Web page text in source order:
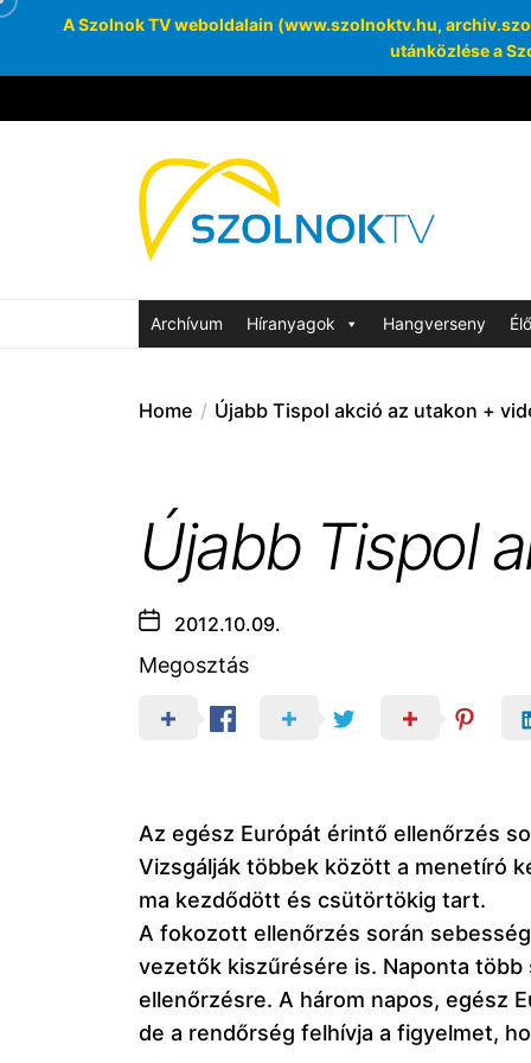
A Szolnok TV weboldalain (www.szolnoktv.hu,
utánközlése a
to
SzolnokTV
Archívum Híranyagok Hangverseny
Home Újabb Tispol akció az utakon +
Újabb Tispol
2012.10.09.
Megosztás
Az egész Európát érintő ellenőrzés
Vizsgálják többek között a menetíró
ma kezdődött és csütörtökig tart.
A fokozott ellenőrzés során
vezetők kiszűrésére is. Naponta
ellenőrzésre. A három napos, egész
de a rendőrség felhívja a figyelmet,